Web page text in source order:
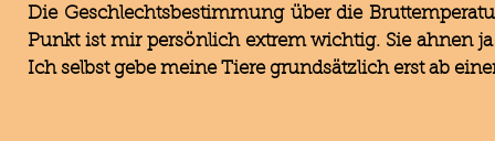
Die Geschlechtsbestimmung über die
Punkt ist mir persönlich extrem wichtig. Sie ahnen
Ich selbst gebe meine Tiere grundsätzlich erst ab